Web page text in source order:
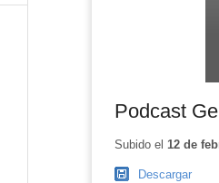
Podcast
Subido el 12 de
Descargar